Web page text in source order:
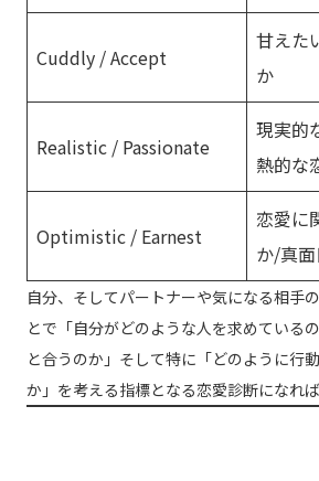
Cuddly / Accept
甘えた
か
Realistic / Passionate
現実的
熱的な
Optimistic / Earnest
恋愛に
か/真
自分、そしてパートナーや気になる相手
とで「自分がどのような人を求めている
と合うのか」そして特に「どのように行
か」を考える指標となる恋愛診断になれば